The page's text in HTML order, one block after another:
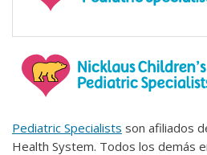
Pediatric Specialists son afiliados
Health System. Todos los demás